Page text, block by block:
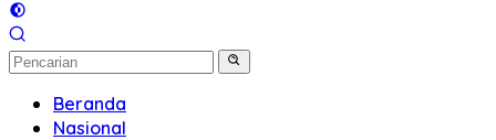
Beranda
Nasional